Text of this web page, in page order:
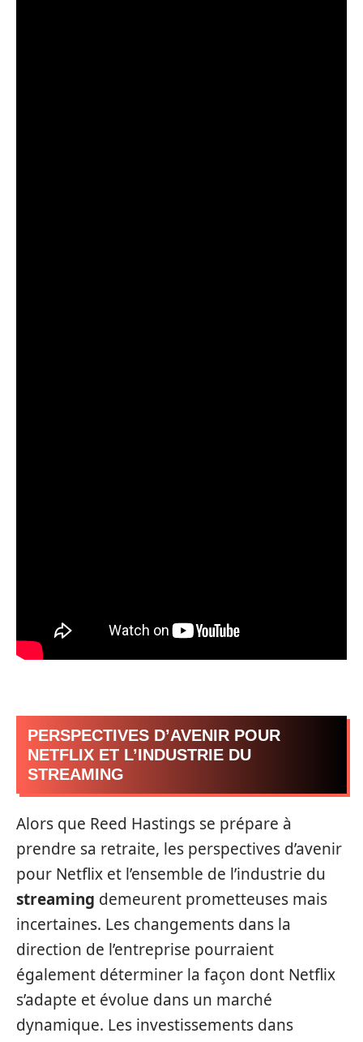
PERSPECTIVES D’AVENIR POUR
NETFLIX ET L’INDUSTRIE DU
STREAMING
Alors que Reed Hastings se prépare à
prendre sa retraite, les perspectives d’avenir
pour Netflix et l’ensemble de l’industrie du
streaming demeurent prometteuses mais
incertaines. Les changements dans la
direction de l’entreprise pourraient
également déterminer la façon dont Netflix
s’adapte et évolue dans un marché
dynamique. Les investissements dans